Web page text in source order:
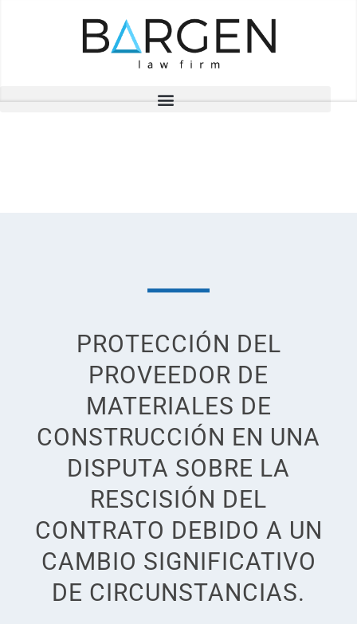
PROTECCIÓN DEL
PROVEEDOR DE
MATERIALES DE
CONSTRUCCIÓN EN UNA
DISPUTA SOBRE LA
RESCISIÓN DEL
CONTRATO DEBIDO A UN
CAMBIO SIGNIFICATIVO
DE CIRCUNSTANCIAS.